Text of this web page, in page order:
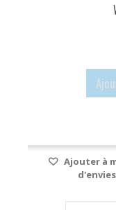
Ajouter à
d'envies